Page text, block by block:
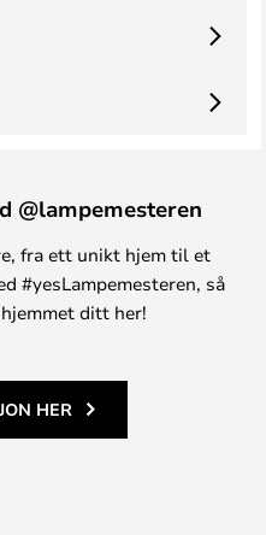
@lampemesteren
fra ett unikt hjem til et
#yesLampemesteren, så
ditt her!
HER